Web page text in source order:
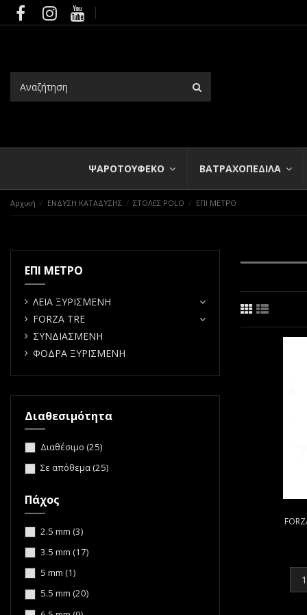
ΨΑΡΟΤΟΥΦΕΚΟ ΒΑΤΡΑΧΟΠΕΔΙΛΑ
Αρχική ΕΝΔΥΣΗ ΚΑΤΑΔΥΣΗΣ ΣΤΟΛΕΣ POLO ΕΠΙ ΜΕΤΡΟ
ΕΠΙ ΜΕΤΡΟ
ΛΕΙΑ ΞΥΡΙΣΜΕΝΗ
FORZA TRE
ΣΥΝΔΙΑΣΜΕΝΗ
ΦΟΔΡΑ ΞΥΡΙΣΜΕΝΗ
Διαθεσιμότητα
Διαθέσιμο (25)
Σε απόθεμα(25)
Πάχος
2.5 mm (3)
3.5 mm (17)
5 mm (1)
5.5 mm (20)